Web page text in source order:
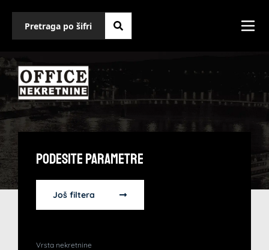
Podesite Parametre
Još filtera
Vrsta nekretnine